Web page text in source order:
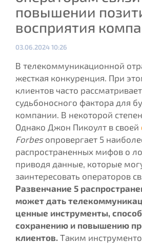
повышении
восприятия
Опубликовано:
03.06.2024 10:26
В телекоммуникационной
жесткая конкуренция. При
клиентов часто
судьбоносного фактора для
компании. В некоторой
Однако Джон Пикоулт в своей
Forbes опровергает 5
распространенных мифов о
приводя данные, которые
заинтересовать операторов
Развенчание 5
может дать
ценные инструменты,
сохранению и повышению
клиентов. Таким